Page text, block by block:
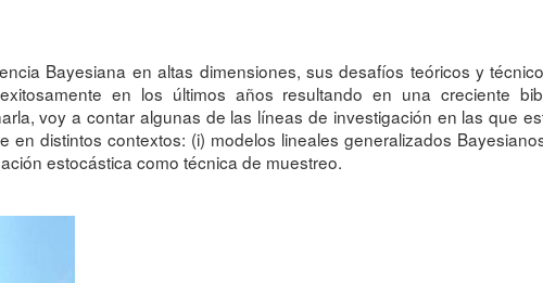
Bayesiana en altas dimensiones, sus desafíos teóricos y
en los últimos años resultando en una creciente
voy a contar algunas de las líneas de investigación en las que
distintos contextos: (i) modelos lineales generalizados
estocástica como técnica de muestreo.